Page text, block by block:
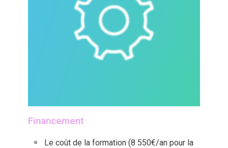
Financement
Le coût de la formation (8 550€/an pour la